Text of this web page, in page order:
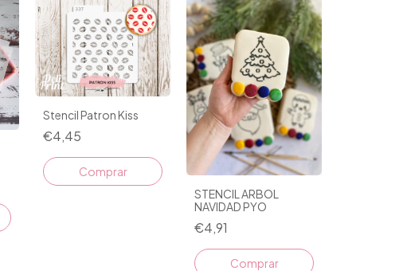
Stencil Patron Kiss
€4,45
STENCIL ARBOL
NAVIDAD PYO
€4,91
Comprar